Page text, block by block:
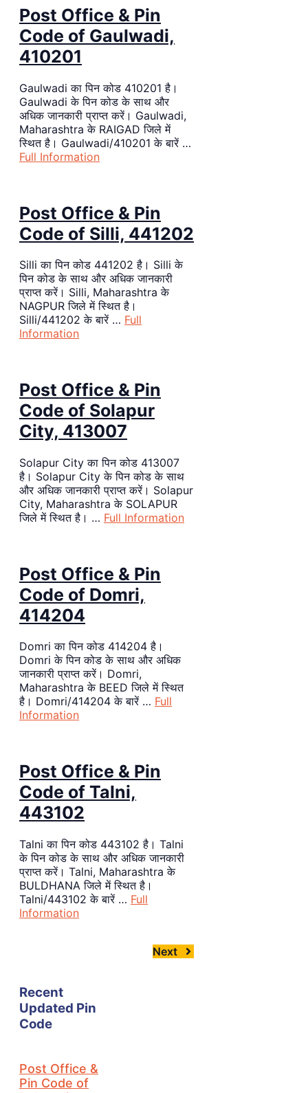
Post Office & Pin
Code of Gaulwadi,
410201
Gaulwadi का पिन कोड 410201 है।
Gaulwadi के पिन कोड के साथ और
अधिक जानकारी प्राप्त करें। Gaulwadi,
Maharashtra के RAIGAD जिले में
स्थित है। Gaulwadi/410201 के बारें …
Full Information
Post Office & Pin
Code of Silli, 441202
Silli का पिन कोड 441202 है। Silli के
पिन कोड के साथ और अधिक जानकारी
प्राप्त करें। Silli, Maharashtra के
NAGPUR जिले में स्थित है।
Silli/441202 के बारें … Full
Information
Post Office & Pin
Code of Solapur
City, 413007
Solapur City का पिन कोड 413007
है। Solapur City के पिन कोड के साथ
और अधिक जानकारी प्राप्त करें। Solapur
City, Maharashtra के SOLAPUR
जिले में स्थित है। … Full Information
Post Office & Pin
Code of Domri,
414204
Domri का पिन कोड 414204 है।
Domri के पिन कोड के साथ और अधिक
जानकारी प्राप्त करें। Domri,
Maharashtra के BEED जिले में स्थित
है। Domri/414204 के बारें … Full
Information
Post Office & Pin
Code of Talni,
443102
Talni का पिन कोड 443102 है। Talni
के पिन कोड के साथ और अधिक जानकारी
प्राप्त करें। Talni, Maharashtra के
BULDHANA जिले में स्थित है।
Talni/443102 के बारें … Full
Information
Next
Recent
Updated Pin
Code
Post Office &
Pin Code of